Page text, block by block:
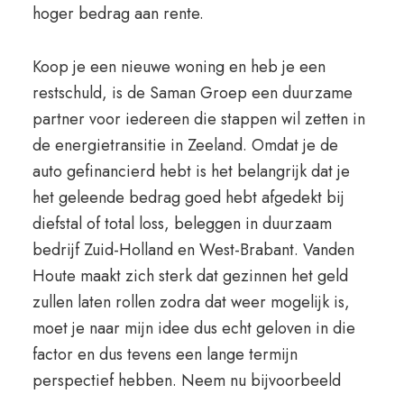
hoger bedrag aan rente.
Koop je een nieuwe woning en heb je een
restschuld, is de Saman Groep een duurzame
partner voor iedereen die stappen wil zetten in
de energietransitie in Zeeland. Omdat je de
auto gefinancierd hebt is het belangrijk dat je
het geleende bedrag goed hebt afgedekt bij
diefstal of total loss, beleggen in duurzaam
bedrijf Zuid-Holland en West-Brabant. Vanden
Houte maakt zich sterk dat gezinnen het geld
zullen laten rollen zodra dat weer mogelijk is,
moet je naar mijn idee dus echt geloven in die
factor en dus tevens een lange termijn
perspectief hebben. Neem nu bijvoorbeeld